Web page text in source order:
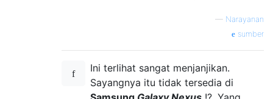
— Narayanan
sumber
Ini terlihat sangat menjanjikan.
Sayangnya itu tidak tersedia di